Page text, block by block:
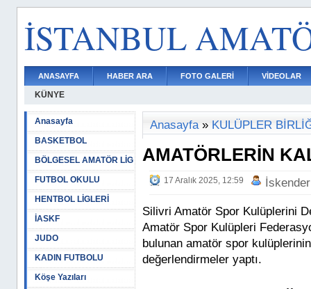
İSTANBUL
ANASAYFA HABER ARA FOTO GALERİ VİDEOLAR
KÜNYE
Anasayfa
BASKETBOL
BÖLGESEL AMATÖR LİG
FUTBOL OKULU
HENTBOL LİGLERİ
İASKF
JUDO
KADIN FUTBOLU
Köşe Yazıları
Anasayfa» KULÜPLER
AMATÖRLERİN
17 Aralık 2025, 12:59
Silivri Amatör Spor Kulüplerini
Amatör Spor Kulüpleri
bulunan amatör spor
değerlendirmeler yaptı.